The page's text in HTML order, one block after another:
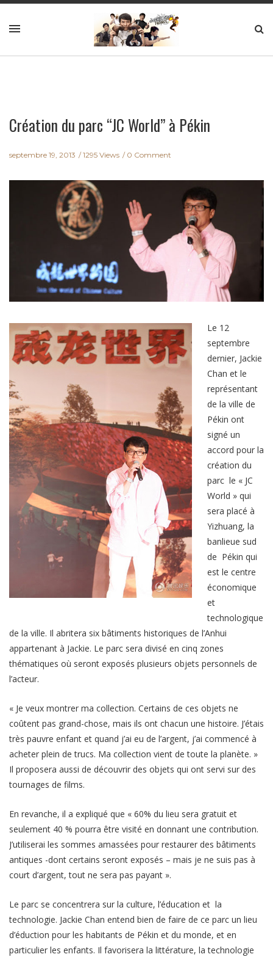
Création du parc “JC World” à Pékin
septembre 19, 2013 1295 Views 0 Comment
Le 12
septembre
dernier, Jackie
Chan et le
représentant
de la ville de
Pékin ont
signé un
accord pour la
création du
parc le « JC
World » qui
sera placé à
Yizhuang, la
banlieue sud
de Pékin qui
est le centre
économique
et
technologique
de la ville. Il abritera six bâtiments historiques de l’Anhui
appartenant à Jackie. Le parc sera divisé en cinq zones
thématiques où seront exposés plusieurs objets personnels de
l’acteur.
« Je veux montrer ma collection. Certains de ces objets ne
coûtent pas grand-chose, mais ils ont chacun une histoire. J’étais
très pauvre enfant et quand j’ai eu de l’argent, j’ai commencé à
acheter plein de trucs. Ma collection vient de toute la planète. »
Il proposera aussi de découvrir des objets qui ont servi sur des
tournages de films.
En revanche, il a expliqué que « 60% du lieu sera gratuit et
seulement 40 % pourra être visité en donnant une contribution.
J’utiliserai les sommes amassées pour restaurer des bâtiments
antiques -dont certains seront exposés – mais je ne suis pas à
court d’argent, tout ne sera pas payant ».
Le parc se concentrera sur la culture, l’éducation et la
technologie. Jackie Chan entend bien de faire de ce parc un lieu
d’éduction pour les habitants de Pékin et du monde, et en
particulier les enfants. Il favorisera la littérature, la technologie